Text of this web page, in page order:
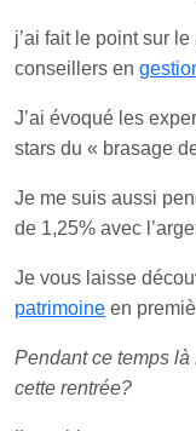
j’ai fait le point sur
conseillers en
J’ai évoqué les
stars du « brasage
Je me suis aussi
de 1,25% avec
Je vous laisse
patrimoine en
Pendant ce temps
cette rentrée?